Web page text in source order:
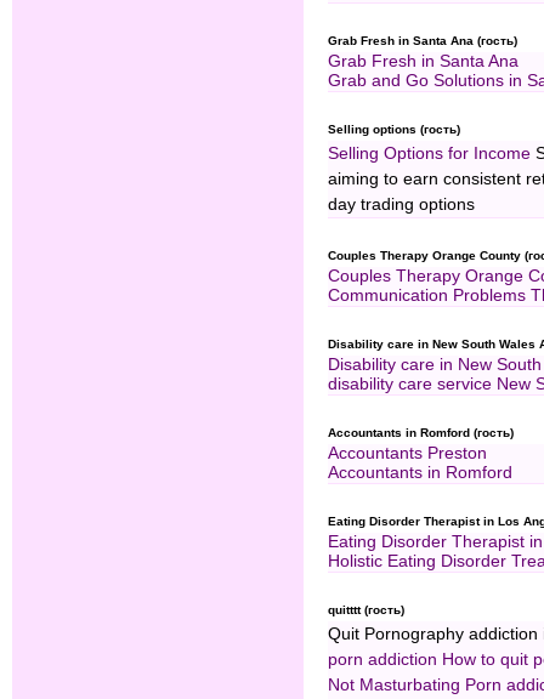
Grab Fresh in Santa Ana (гость)
Grab Fresh in Santa Ana
Grab and Go Solutions in
Selling options (гость)
Selling Options for Income
aiming to earn consistent
day trading options
Couples Therapy Orange County
Couples Therapy Orange
Communication Problems
Disability care in New South Wales
Disability care in New
disability care service New
Accountants in Romford (гость)
Accountants Preston
Accountants in Romford
Eating Disorder Therapist in Los
Eating Disorder Therapist
Holistic Eating Disorder
quitttt (гость)
Quit Pornography
porn addiction How to quit
Not Masturbating Porn